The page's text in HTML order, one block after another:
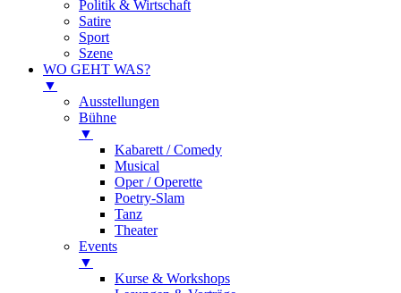
Politik & Wirtschaft
Satire
Sport
Szene
WO GEHT WAS?
▼
Ausstellungen
Bühne
▼
Kabarett / Comedy
Musical
Oper / Operette
Poetry-Slam
Tanz
Theater
Events
▼
Kurse & Workshops